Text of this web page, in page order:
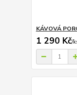
KÁVOVÁ
1 290 Kč/